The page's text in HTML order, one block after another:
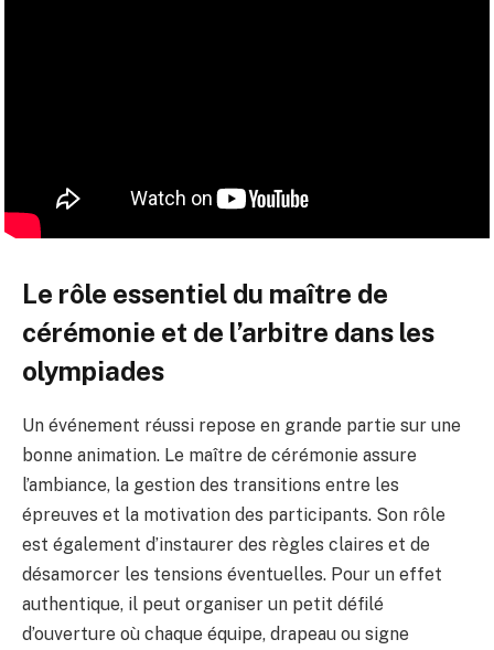
Le rôle essentiel du maître de
cérémonie et de l’arbitre dans les
olympiades
Un événement réussi repose en grande partie sur une
bonne animation. Le maître de cérémonie assure
l’ambiance, la gestion des transitions entre les
épreuves et la motivation des participants. Son rôle
est également d’instaurer des règles claires et de
désamorcer les tensions éventuelles. Pour un effet
authentique, il peut organiser un petit défilé
d’ouverture où chaque équipe, drapeau ou signe